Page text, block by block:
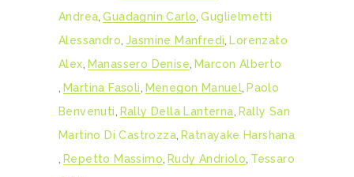
Andrea Guadagnin Carlo Guglielmetti
Alessandro Jasmine Manfredi Lorenzato
Alex Manassero Denise Marcon Alberto
Martina Fasoli Menegon Manuel Paolo
Benvenuti
Rally Della Lanterna Rally San
Martino Di Castrozza Ratnayake Harshana
Repetto Massimo Rudy Andriolo Tessaro